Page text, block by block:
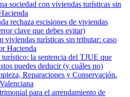
sociedad con viviendas turísticas sin
rechaza escisiones de viviendas
clave que debes evitar)
viviendas turísticas sin tributar: caso
Hacienda
la sentencia del TJUE que
puedes deducir (y cuáles no)
Reparaciones y Conservación.
para el arrendamiento de